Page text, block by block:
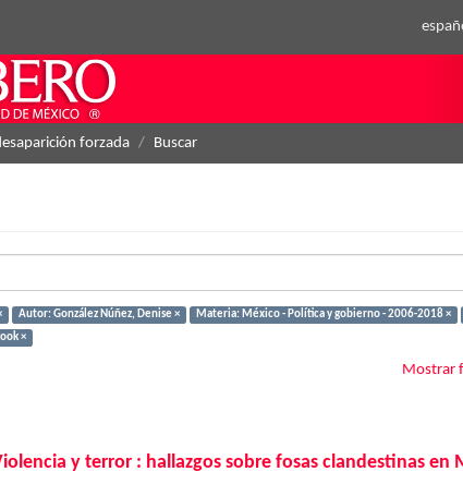
forzada Buscar
Autor: González Núñez, Denise × Materia: México - Política y gobierno - 2006-2018 ×
×
Mostrar
y terror : hallazgos sobre fosas clandestinas en